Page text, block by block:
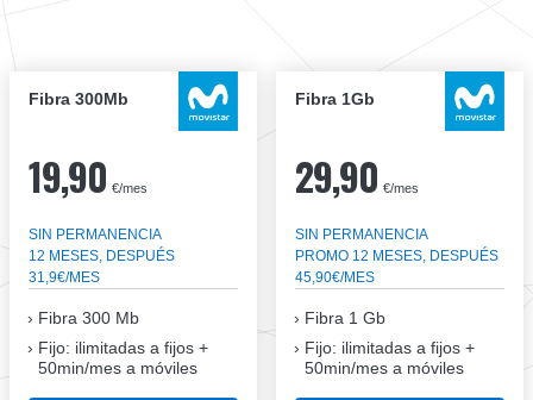
Fibra 300Mb
19,90 €/mes
SIN PERMANENCIA
12 MESES, DESPUÉS
31,9€/MES
Fibra 300 Mb
Fijo: ilimitadas a fijos +
50min/mes a móviles
Fibra 1Gb
29,90 €/mes
SIN PERMANENCIA
PROMO 12 MESES, DESPUÉS
45,90€/MES
Fibra 1 Gb
Fijo: ilimitadas a fijos +
50min/mes a móviles